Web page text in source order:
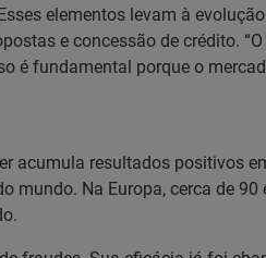
elementos levam à
e concessão de crédito.
é fundamental porque o
acumula resultados positivos
mundo. Na Europa, cerca de